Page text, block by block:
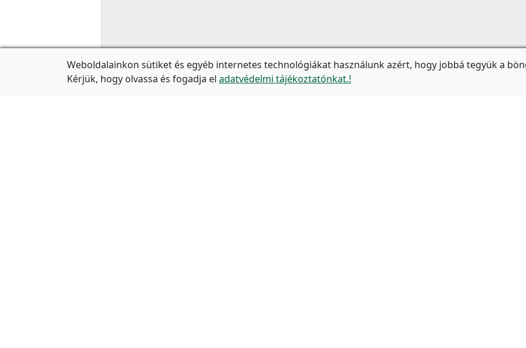
Weboldalainkon sütiket és egyéb internetes technológiákat használunk azért, hogy jobbá tegyük a
Kérjük, hogy olvassa és fogadja el adatvédelmi tájékoztatónkat.!